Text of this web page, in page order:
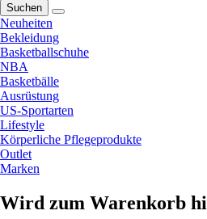
Suchen
Neuheiten
Bekleidung
Basketballschuhe
NBA
Basketbälle
Ausrüstung
US-Sportarten
Lifestyle
Körperliche Pflegeprodukte
Outlet
Marken
Wird zum Warenkorb